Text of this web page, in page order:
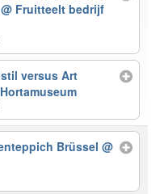
@ Fruitteelt bedrijf
versus Art
Brüssel@